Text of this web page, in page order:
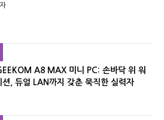
A8 MAX 미니 PC: 손바닥 위 워
션, 듀얼 LAN까지 갖춘 묵직한 실력자